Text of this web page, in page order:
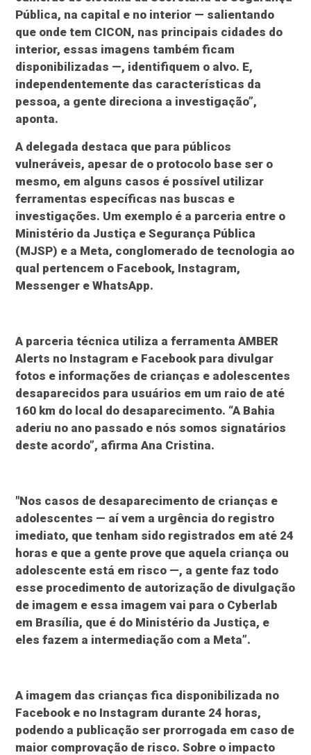
Pública, na capital e no interior — salientando
que onde tem CICON, nas principais cidades do
interior, essas imagens também ficam
disponibilizadas —, identifiquem o alvo. E,
independentemente das características da
pessoa, a gente direciona a investigação”,
aponta.
A delegada destaca que para públicos
vulneráveis, apesar de o protocolo base ser o
mesmo, em alguns casos é possível utilizar
ferramentas específicas nas buscas e
investigações. Um exemplo é a parceria entre o
Ministério da Justiça e Segurança Pública
(MJSP) e a Meta, conglomerado de tecnologia ao
qual pertencem o Facebook, Instagram,
Messenger e WhatsApp.
A parceria técnica utiliza a ferramenta AMBER
Alerts no Instagram e Facebook para divulgar
fotos e informações de crianças e adolescentes
desaparecidos para usuários em um raio de até
160 km do local do desaparecimento. “A Bahia
aderiu no ano passado e nós somos signatários
deste acordo”, afirma Ana Cristina.
"Nos casos de desaparecimento de crianças e
adolescentes — aí vem a urgência do registro
imediato, que tenham sido registrados em até 24
horas e que a gente prove que aquela criança ou
adolescente está em risco —, a gente faz todo
esse procedimento de autorização de divulgação
de imagem e essa imagem vai para o Cyberlab
em Brasília, que é do Ministério da Justiça, e
eles fazem a intermediação com a Meta”.
A imagem das crianças fica disponibilizada no
Facebook e no Instagram durante 24 horas,
podendo a publicação ser prorrogada em caso de
maior comprovação de risco. Sobre o impacto